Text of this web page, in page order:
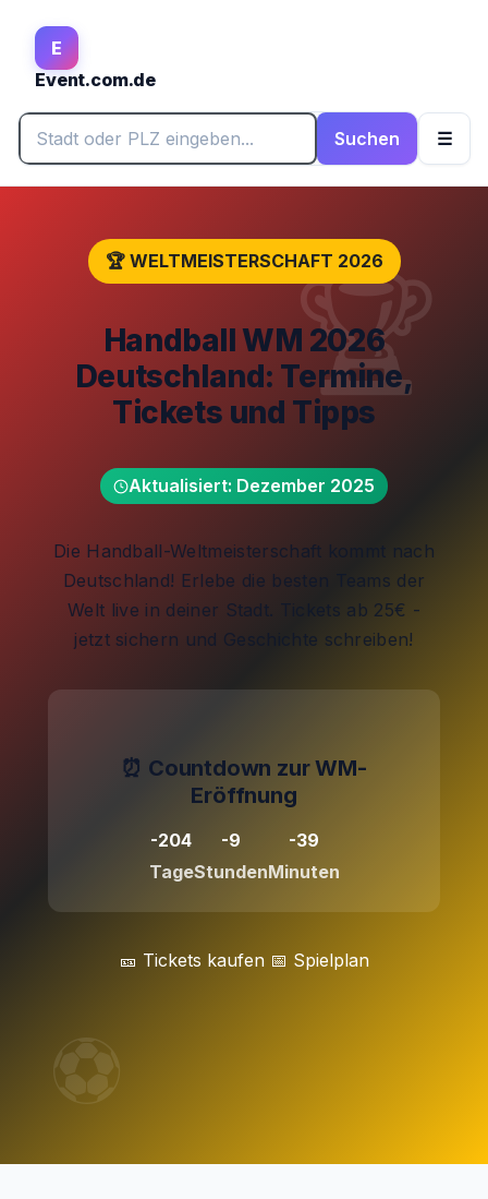
E
Event.com.de
Stadt oder PLZ eingeben...
Suchen ☰
🏆 WELTMEISTERSCHAFT 2026
Handball WM 2026
Deutschland: Termine,
Tickets und Tipps
Aktualisiert: Dezember 2025
Die Handball-Weltmeisterschaft kommt nach
Deutschland! Erlebe die besten Teams der
Welt live in deiner Stadt. Tickets ab 25€ -
jetzt sichern und Geschichte schreiben!
⏰ Countdown zur WM-
Eröffnung
-204
Tage
-9
Stunden
-39
Minuten
🎫 Tickets kaufen 📅 Spielplan